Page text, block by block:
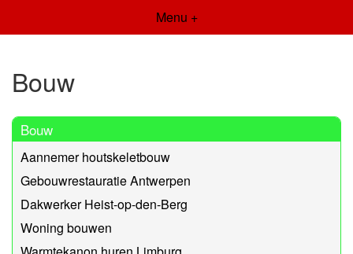
Menu +
Bouw
Bouw
Aannemer houtskeletbouw
Gebouwrestauratie Antwerpen
Dakwerker Heist-op-den-Berg
Woning bouwen